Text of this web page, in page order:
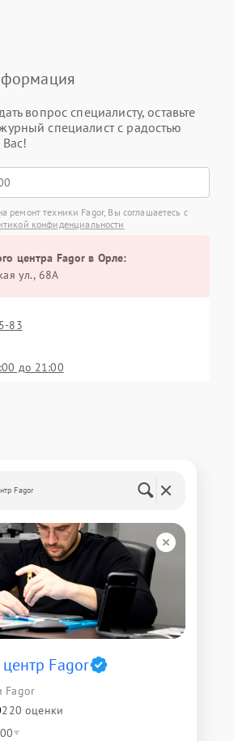
вопрос специалисту, оставьте
специалист с радостью
Вас!
ремонт техники Fagor, Вы соглашаетесь с
конфиденциальности
центра Fagor в Орле:
ул., 68А
83
до 21:00
Fagor
Fagor
Fagor
220 оценки